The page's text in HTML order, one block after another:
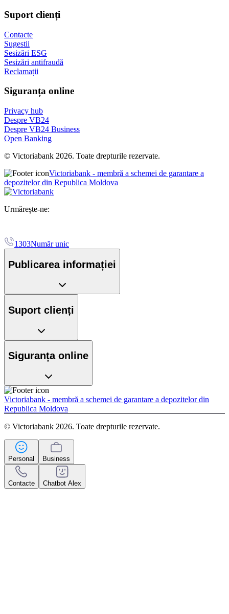
Suport clienți
Contacte
Sugestii
Sesizări ESG
Sesizări antifraudă
Reclamații
Siguranța online
Privacy hub
Despre VB24
Despre VB24 Business
Open Banking
© Victoriabank 2026. Toate drepturile rezervate.
Victoriabank - membră a schemei de garantare a
depozitelor din Republica Moldova
Urmărește-ne:
1303Număr unic
Publicarea informației
Suport clienți
Siguranța online
Victoriabank - membră a schemei de garantare a depozitelor din
Republica Moldova
© Victoriabank 2026. Toate drepturile rezervate.
Personal Business
Contacte Chatbot Alex